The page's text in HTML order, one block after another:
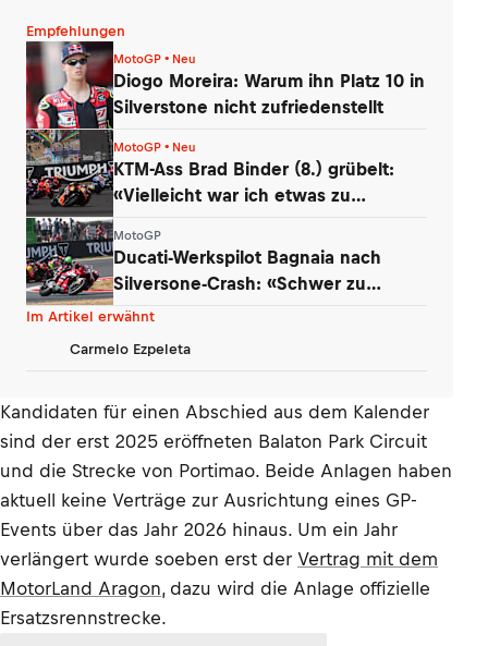
Empfehlungen
MotoGP • Neu
Diogo Moreira: Warum ihn Platz 10 in
Silverstone nicht zufriedenstellt
MotoGP • Neu
KTM-Ass Brad Binder (8.) grübelt:
«Vielleicht war ich etwas zu
MotoGP
Ducati-Werkspilot Bagnaia nach
Silversone-Crash: «Schwer zu
akzeptieren»
Im Artikel erwähnt
Carmelo Ezpeleta
Kandidaten für einen Abschied aus dem Kalender
sind der erst 2025 eröffneten Balaton Park Circuit
und die Strecke von Portimao. Beide Anlagen haben
aktuell keine Verträge zur Ausrichtung eines GP-
Events über das Jahr 2026 hinaus. Um ein Jahr
verlängert wurde soeben erst der Vertrag mit dem
MotorLand Aragon, dazu wird die Anlage offizielle
Ersatzsrennstrecke.